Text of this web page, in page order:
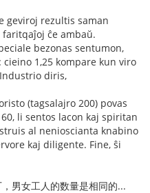
geviroj rezultis saman
ĉe ambaŭ.
bezonas sentumon,
1,25 kompare kun viro
Industrio diris,
(tagsalajro 200) povas
li sentos lacon kaj spiritan
al nenioscianta knabino
kaj diligente. Fine, ŝi
男女工人的数量是相同的...